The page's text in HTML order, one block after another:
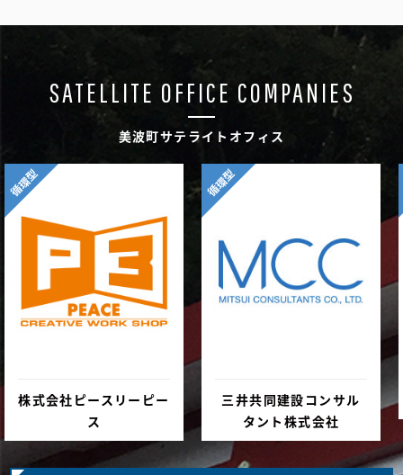
SATELLITE OFFICE COMPANIES
美波町サテライトオフィス
循環型
株式会社ピースリーピー
ス
循環型
三井共同建設コンサル
タント株式会社